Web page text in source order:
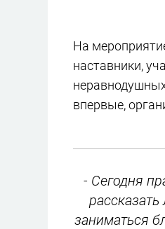
На
наставники,
впервые,
- Сегодня
заниматься